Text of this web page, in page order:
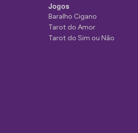
Jogos
Baralho Cigano
Tarot do Amor
Tarot do Sim ou Não